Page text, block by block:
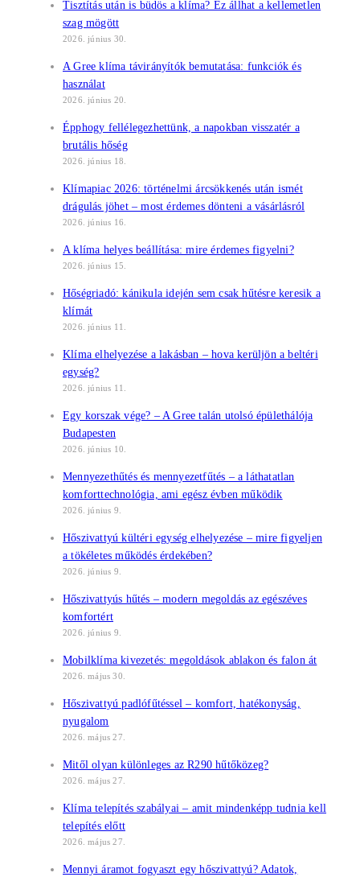
Tisztítás után is büdös a klíma? Ez állhat a kellemetlen
szag mögött
2026. június 30.
A Gree klíma távirányítók bemutatása: funkciók és
használat
2026. június 20.
Épphogy fellélegezhettünk, a napokban visszatér a
brutális hőség
2026. június 18.
Klímapiac 2026: történelmi árcsökkenés után ismét
drágulás jöhet – most érdemes dönteni a vásárlásról
2026. június 16.
A klíma helyes beállítása: mire érdemes figyelni?
2026. június 15.
Hőségriadó: kánikula idején sem csak hűtésre keresik a
klímát
2026. június 11.
Klíma elhelyezése a lakásban – hova kerüljön a beltéri
egység?
2026. június 11.
Egy korszak vége? – A Gree talán utolsó épülethálója
Budapesten
2026. június 10.
Mennyezethűtés és mennyezetfűtés – a láthatatlan
komforttechnológia, ami egész évben működik
2026. június 9.
Hőszivattyú kültéri egység elhelyezése – mire figyeljen
a tökéletes működés érdekében?
2026. június 9.
Hőszivattyús hűtés – modern megoldás az egészéves
komfortért
2026. június 9.
Mobilklíma kivezetés: megoldások ablakon és falon át
2026. május 30.
Hőszivattyú padlófűtéssel – komfort, hatékonyság,
nyugalom
2026. május 27.
Mitől olyan különleges az R290 hűtőközeg?
2026. május 27.
Klíma telepítés szabályai – amit mindenképp tudnia kell
telepítés előtt
2026. május 27.
Mennyi áramot fogyaszt egy hőszivattyú? Adatok,